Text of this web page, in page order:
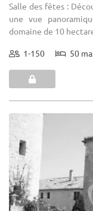
Salle des fêtes :
une vue
domaine de 10
1-150 50